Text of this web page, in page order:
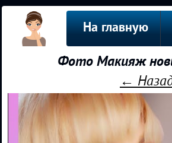
На главную
Фото Макияж
←